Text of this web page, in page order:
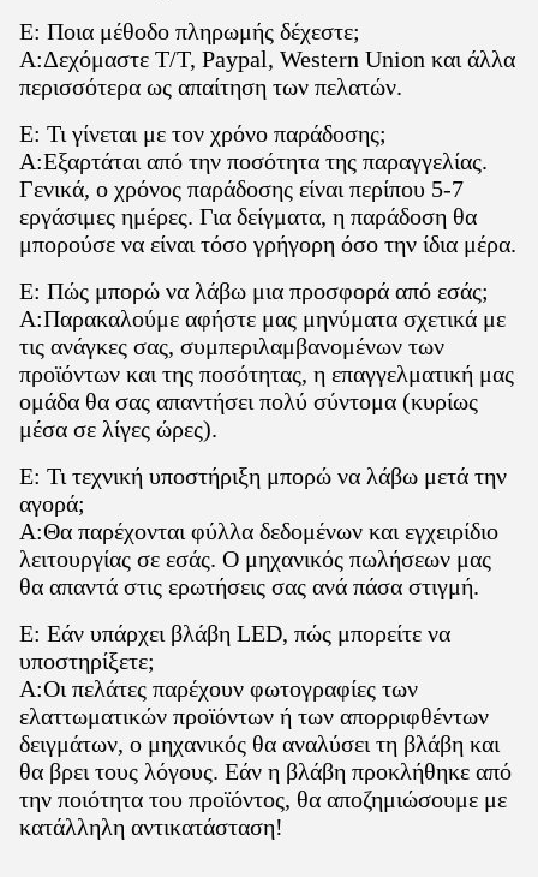
Ε: Ποια μέθοδο πληρωμής δέχεστε;
A:Δεχόμαστε T/T, Paypal, Western Union και άλλα
περισσότερα ως απαίτηση των πελατών.
Ε: Τι γίνεται με τον χρόνο παράδοσης;
A:Εξαρτάται από την ποσότητα της παραγγελίας.
Γενικά, ο χρόνος παράδοσης είναι περίπου 5-7
εργάσιμες ημέρες. Για δείγματα, η παράδοση θα
μπορούσε να είναι τόσο γρήγορη όσο την ίδια μέρα.
Ε: Πώς μπορώ να λάβω μια προσφορά από εσάς;
A:Παρακαλούμε αφήστε μας μηνύματα σχετικά με
τις ανάγκες σας, συμπεριλαμβανομένων των
προϊόντων και της ποσότητας, η επαγγελματική μας
ομάδα θα σας απαντήσει πολύ σύντομα (κυρίως
μέσα σε λίγες ώρες).
Ε: Τι τεχνική υποστήριξη μπορώ να λάβω μετά την
αγορά;
A:Θα παρέχονται φύλλα δεδομένων και εγχειρίδιο
λειτουργίας σε εσάς. Ο μηχανικός πωλήσεων μας
θα απαντά στις ερωτήσεις σας ανά πάσα στιγμή.
Ε: Εάν υπάρχει βλάβη LED, πώς μπορείτε να
υποστηρίξετε;
A:Οι πελάτες παρέχουν φωτογραφίες των
ελαττωματικών προϊόντων ή των απορριφθέντων
δειγμάτων, ο μηχανικός θα αναλύσει τη βλάβη και
θα βρει τους λόγους. Εάν η βλάβη προκλήθηκε από
την ποιότητα του προϊόντος, θα αποζημιώσουμε με
κατάλληλη αντικατάσταση!